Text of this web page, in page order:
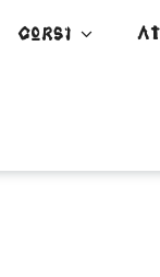
CORSI